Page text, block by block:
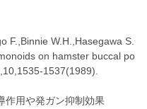
F.,Binnie W.H.,Hasegawa S.
on hamster buccal po
1537(1989).
作用や発ガン抑制効果